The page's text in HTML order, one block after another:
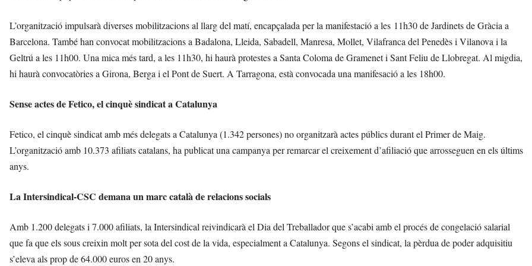
L’organització impulsarà diverses mobilitzacions al llarg del matí, encapçalada per la manifestació a les 11h30 de Jardinets de Gràcia a
Barcelona. També han convocat mobilitzacions a Badalona, Lleida, Sabadell, Manresa, Mollet, Vilafranca del Penedès i Vilanova i la
Geltrú a les 11h00. Una mica més tard, a les 11h30, hi haurà protestes a Santa Coloma de Gramenet i Sant Feliu de Llobregat. Al migdia,
hi haurà convocatòries a Girona, Berga i el Pont de Suert. A Tarragona, està convocada una manifesació a les 18h00.
Sense actes de Fetico, el cinquè sindicat a Catalunya
Fetico, el cinquè sindicat amb més delegats a Catalunya (1.342 persones) no organitzarà actes públics durant el Primer de Maig.
L’organització amb 10.373 afiliats catalans, ha publicat una campanya per remarcar el creixement d’afiliació que arrosseguen en els últims
anys.
La Intersindical-CSC demana un marc català de relacions socials
Amb 1.200 delegats i 7.000 afiliats, la Intersindical reivindicarà el Dia del Treballador que s’acabi amb el procés de congelació salarial
que fa que els sous creixin molt per sota del cost de la vida, especialment a Catalunya. Segons el sindicat, la pèrdua de poder adquisitiu
s’eleva als prop de 64.000 euros en 20 anys.